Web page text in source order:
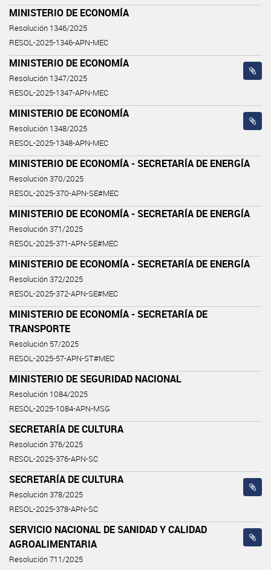
MINISTERIO DE ECONOMÍA
Resolución 1346/2025
RESOL-2025-1346-APN-MEC
MINISTERIO DE ECONOMÍA
Resolución 1347/2025
RESOL-2025-1347-APN-MEC
MINISTERIO DE ECONOMÍA
Resolución 1348/2025
RESOL-2025-1348-APN-MEC
MINISTERIO DE ECONOMÍA - SECRETARÍA DE ENERGÍA
Resolución 370/2025
RESOL-2025-370-APN-SE#MEC
MINISTERIO DE ECONOMÍA - SECRETARÍA DE ENERGÍA
Resolución 371/2025
RESOL-2025-371-APN-SE#MEC
MINISTERIO DE ECONOMÍA - SECRETARÍA DE ENERGÍA
Resolución 372/2025
RESOL-2025-372-APN-SE#MEC
MINISTERIO DE ECONOMÍA - SECRETARÍA DE
TRANSPORTE
Resolución 57/2025
RESOL-2025-57-APN-ST#MEC
MINISTERIO DE SEGURIDAD NACIONAL
Resolución 1084/2025
RESOL-2025-1084-APN-MSG
SECRETARÍA DE CULTURA
Resolución 376/2025
RESOL-2025-376-APN-SC
SECRETARÍA DE CULTURA
Resolución 378/2025
RESOL-2025-378-APN-SC
SERVICIO NACIONAL DE SANIDAD Y CALIDAD
AGROALIMENTARIA
Resolución 711/2025